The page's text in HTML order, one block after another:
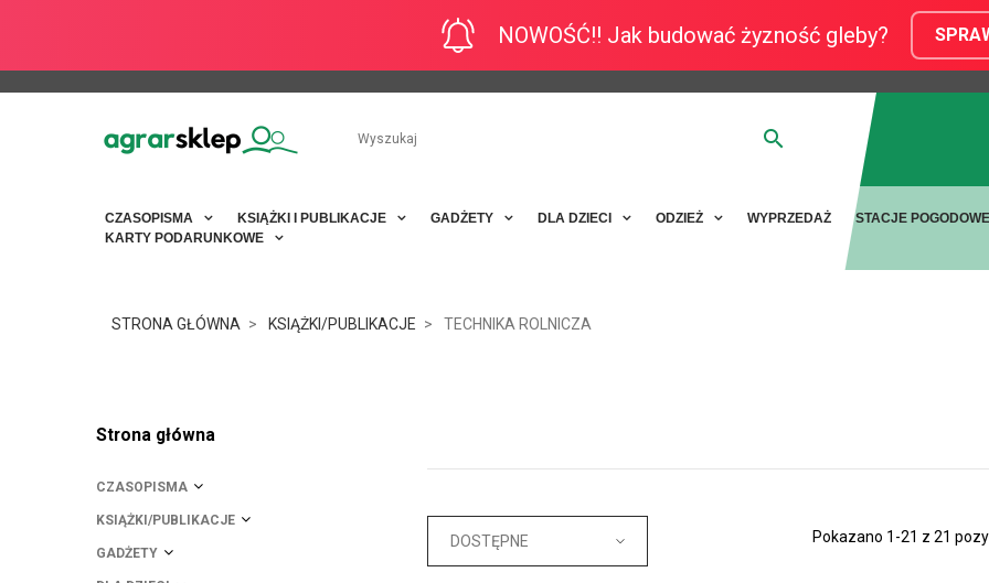
NOWOŚĆ!! Jak budować żyzność gleby?
CZASOPISMA KSIĄŻKI I PUBLIKACJE GADŻETY DLA DZIECI ODZIEŻ WYPRZEDAŻ
STACJE POGODOWE
KARTY PODARUNKOWE
STRONA GŁÓWNA KSIĄŻKI/PUBLIKACJE TECHNIKA ROLNICZA
DOSTĘPNE Pokazano 1-21 z 21
Strona główna
CZASOPISMA
KSIĄŻKI/PUBLIKACJE
GADŻETY